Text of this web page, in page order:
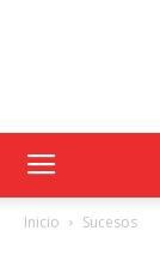
Inicio Sucesos